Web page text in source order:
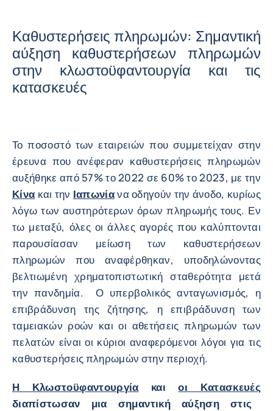
Καθυστερήσεις πληρωμών: Σημαντική
αύξηση καθυστερήσεων πληρωμών
στην κλωστοϋφαντουργία και τις
κατασκευές
Το ποσοστό των εταιρειών που συμμετείχαν στην
έρευνα που ανέφεραν καθυστερήσεις πληρωμών
αυξήθηκε από 57% το 2022 σε 60% το 2023, με την
Κίνα και την Ιαπωνίανα οδηγούν την άνοδο, κυρίως
λόγω των αυστηρότερων όρων πληρωμής τους. Εν
τω μεταξύ, όλες οι άλλες αγορές που καλύπτονται
παρουσίασαν μείωση των καθυστερήσεων
πληρωμών που αναφέρθηκαν, υποδηλώνοντας
βελτιωμένη χρηματοπιστωτική σταθερότητα μετά
την πανδημία. Ο υπερβολικός ανταγωνισμός, η
επιβράδυνση της ζήτησης, η επιβράδυνση των
ταμειακών ροών και οι αθετήσεις πληρωμών των
πελατών είναι οι κύριοι αναφερόμενοι λόγοι για τις
καθυστερήσεις πληρωμών στην περιοχή.
Η Κλωστοϋφαντουργία καιοι Κατασκευές
διαπίστωσαν μια σημαντική αύξηση στις